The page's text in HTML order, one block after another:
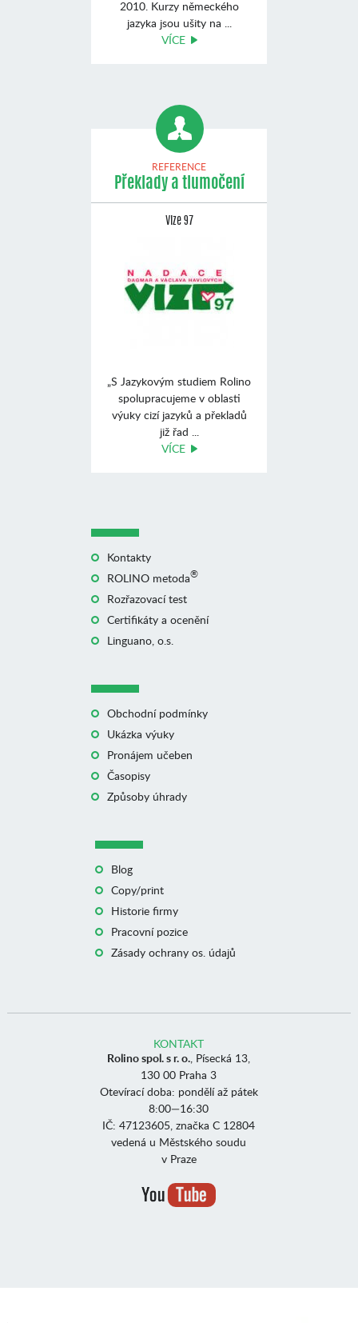
2010. Kurzy německého
jazyka jsou ušity na ...
VÍCE
REFERENCE
Překlady a tlumočení
Vize 97
„S Jazykovým studiem Rolino
spolupracujeme v oblasti
výuky cizí jazyků a překladů
již řad ...
VÍCE
Kontakty
ROLINO metoda®
Rozřazovací test
Certifikáty a ocenění
Linguano, o.s.
Obchodní podmínky
Ukázka výuky
Pronájem učeben
Časopisy
Způsoby úhrady
Blog
Copy/print
Historie firmy
Pracovní pozice
Zásady ochrany os. údajů
KONTAKT
Rolino spol. s r. o., Písecká 13,
130 00 Praha 3
Otevírací doba: pondělí až pátek
8:00—16:30
IČ: 47123605, značka C 12804
vedená u Městského soudu
v Praze